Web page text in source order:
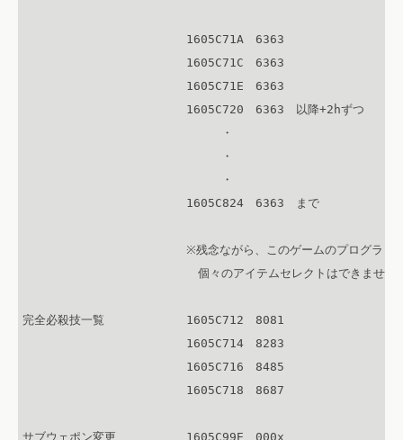
1605C71A　6363
1605C71C　6363
1605C71E　6363
1605C720　6363　以降+2hずつ
・
・
・
1605C824　6363　まで
※残念ながら、このゲームのプログラミング
個々のアイテムセレクトはできません
完全必殺技一覧　　　　　　　1605C712　8081
1605C714　8283
1605C716　8485
1605C718　8687
サブウェポン変更　　　　　　1605C99E　000x